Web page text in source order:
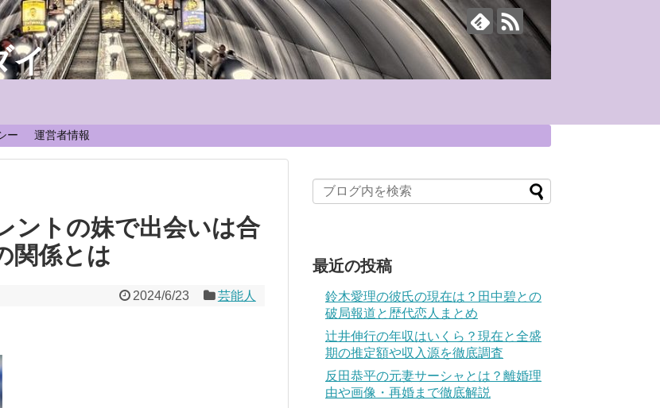
イ
ー 運営者情報
ントの妹で出会いは合
関係とは
2024/6/23 芸能人
最近の投稿
鈴木愛理の彼氏の現在は？田中碧との
破局報道と歴代恋人まとめ
辻井伸行の年収はいくら？現在と全盛
期の推定額や収入源を徹底調査
反田恭平の元妻サーシャとは？離婚理
由や画像・再婚まで徹底解説